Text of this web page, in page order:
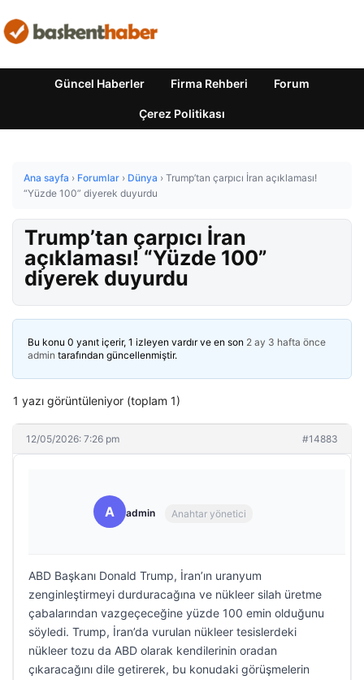
Güncel Haberler Firma Rehberi Forum
Çerez Politikası
Ana sayfa › Forumlar › Dünya › Trump’tan çarpıcı İran açıklaması!
“Yüzde 100” diyerek duyurdu
Trump’tan çarpıcı İran
açıklaması! “Yüzde 100”
diyerek duyurdu
Bu konu 0 yanıt içerir, 1 izleyen vardır ve en son 2 ay 3 hafta önce
admin tarafından güncellenmiştir.
1 yazı görüntüleniyor (toplam 1)
12/05/2026: 7:26 pm #14883
A admin Anahtar yönetici
ABD Başkanı Donald Trump, İran’ın uranyum
zenginleştirmeyi durduracağına ve nükleer silah üretme
çabalarından vazgeçeceğine yüzde 100 emin olduğunu
söyledi. Trump, İran’da vurulan nükleer tesislerdeki
nükleer tozu da ABD olarak kendilerinin oradan
çıkaracağını dile getirerek, bu konudaki görüşmelerin